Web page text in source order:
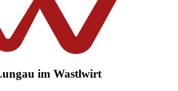
im Wastlwirt